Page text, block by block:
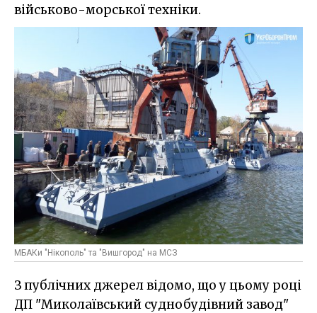
військово-морської техніки.
МБАКи "Нікополь" та "Вишгород" на МСЗ
З публічних джерел відомо, що у цьому році
ДП "Миколаївський суднобудівний завод"